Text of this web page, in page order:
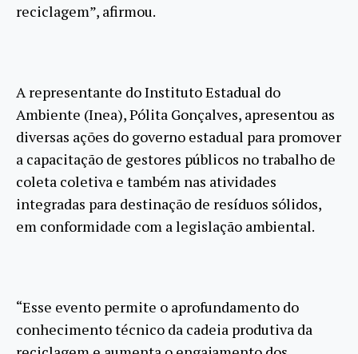
reciclagem”, afirmou.
A representante do Instituto Estadual do
Ambiente (Inea), Pólita Gonçalves, apresentou as
diversas ações do governo estadual para promover
a capacitação de gestores públicos no trabalho de
coleta coletiva e também nas atividades
integradas para destinação de resíduos sólidos,
em conformidade com a legislação ambiental.
“Esse evento permite o aprofundamento do
conhecimento técnico da cadeia produtiva da